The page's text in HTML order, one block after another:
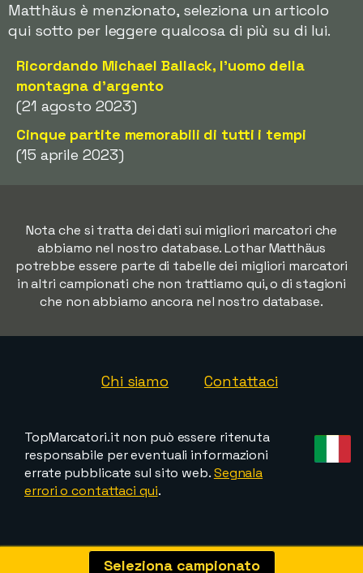
Matthäus è menzionato, seleziona un articolo
qui sotto per leggere qualcosa di più su di lui.
Ricordando Michael Ballack, l'uomo della
montagna d'argento
(21 agosto 2023)
Cinque partite memorabili di tutti i tempi
(15 aprile 2023)
Nota che si tratta dei dati sui migliori marcatori che
abbiamo nel nostro database. Lothar Matthäus
potrebbe essere parte di tabelle dei migliori marcatori
in altri campionati che non trattiamo qui, o di stagioni
che non abbiamo ancora nel nostro database.
Chi siamo Contattaci
TopMarcatori.it non può essere ritenuta
responsabile per eventuali informazioni
errate pubblicate sul sito web.Segnala
errori o contattaci qui.
Seleziona campionato